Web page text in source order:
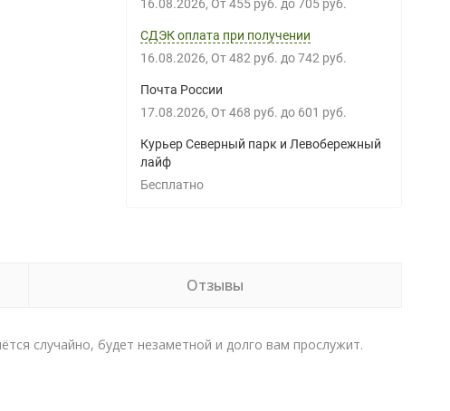
16.08.2026 От 455 руб. до 705 руб.
СДЭК оплата при получении
16.08.2026 От 482 руб. до 742 руб.
Почта России
17.08.2026 От 468 руб. до 601 руб.
Курьер Северный парк и Левобережный
лайф
Бесплатно
Отзывы
случайно, будет незаметной и долго вам прослужит.